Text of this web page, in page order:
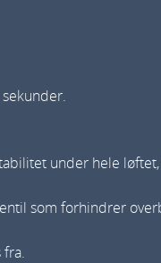
under hele
som forhindrer
fra.